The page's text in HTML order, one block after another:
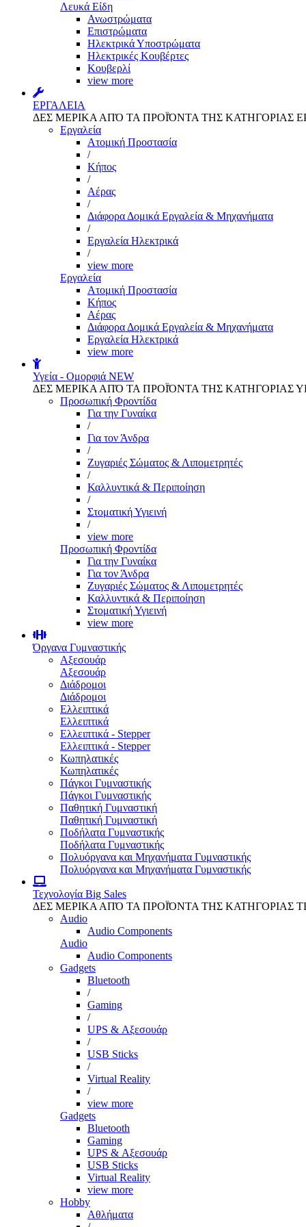
Λευκά Είδη
Ανωστρώματα
Επιστρώματα
Ηλεκτρικά Υποστρώματα
Ηλεκτρικές Κουβέρτες
Κουβερλί
view more
ΕΡΓΑΛΕΙΑ
ΔΕΣ ΜΕΡΙΚΑ ΑΠΌ ΤΑ ΠΡΟΪΌΝΤΑ ΤΗΣ ΚΑΤΗΓΟΡΙΑΣ
Εργαλεία
Aτομική Προστασία
/
Kήπος
/
Αέρας
/
Διάφορα Δομικά Εργαλεία & Μηχανήματα
/
Εργαλεία Ηλεκτρικά
/
view more
Εργαλεία
Aτομική Προστασία
Kήπος
Αέρας
Διάφορα Δομικά Εργαλεία & Μηχανήματα
Εργαλεία Ηλεκτρικά
view more
Υγεία - Ομορφιά NEW
ΔΕΣ ΜΕΡΙΚΑ ΑΠΌ ΤΑ ΠΡΟΪΌΝΤΑ ΤΗΣ ΚΑΤΗΓΟΡΙΑΣ
Προσωπική Φροντίδα
Για την Γυναίκα
/
Για τον Άνδρα
/
Ζυγαριές Σώματος & Λιπομετρητές
/
Καλλυντικά & Περιποίηση
/
Στοματική Υγιεινή
/
view more
Προσωπική Φροντίδα
Για την Γυναίκα
Για τον Άνδρα
Ζυγαριές Σώματος & Λιπομετρητές
Καλλυντικά & Περιποίηση
Στοματική Υγιεινή
view more
Όργανα Γυμναστικής
Αξεσουάρ
Αξεσουάρ
Διάδρομοι
Διάδρομοι
Ελλειπτικά
Ελλειπτικά
Ελλειπτικά - Stepper
Ελλειπτικά - Stepper
Κωπηλατικές
Κωπηλατικές
Πάγκοι Γυμναστικής
Πάγκοι Γυμναστικής
Παθητική Γυμναστική
Παθητική Γυμναστική
Ποδήλατα Γυμναστικής
Ποδήλατα Γυμναστικής
Πολυόργανα και Μηχανήματα Γυμναστικής
Πολυόργανα και Μηχανήματα Γυμναστικής
Τεχνολογία Big Sales
ΔΕΣ ΜΕΡΙΚΑ ΑΠΌ ΤΑ ΠΡΟΪΌΝΤΑ ΤΗΣ ΚΑΤΗΓΟΡΙΑΣ
Audio
Audio Components
Audio
Audio Components
Gadgets
Bluetooth
/
Gaming
/
UPS & Αξεσουάρ
/
USB Sticks
/
Virtual Reality
/
view more
Gadgets
Bluetooth
Gaming
UPS & Αξεσουάρ
USB Sticks
Virtual Reality
view more
Hobby
Αθλήματα